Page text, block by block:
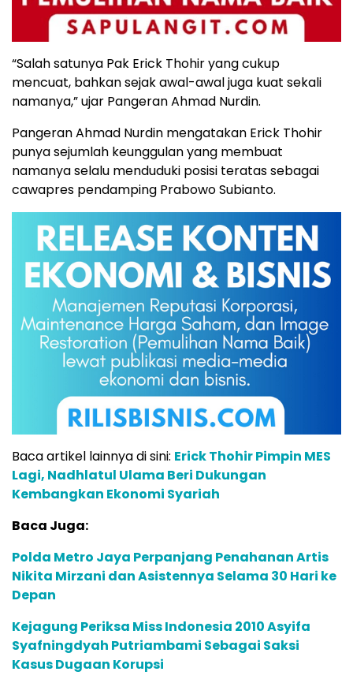
“Salah satunya Pak Erick Thohir yang cukup
mencuat, bahkan sejak awal-awal juga kuat sekali
namanya,” ujar Pangeran Ahmad Nurdin.
Pangeran Ahmad Nurdin mengatakan Erick Thohir
punya sejumlah keunggulan yang membuat
namanya selalu menduduki posisi teratas sebagai
cawapres pendamping Prabowo Subianto.
Baca artikel lainnya di sini: Erick Thohir Pimpin MES
Lagi, Nadhlatul Ulama Beri Dukungan
Kembangkan Ekonomi Syariah
Baca Juga:
Polda Metro Jaya Perpanjang Penahanan Artis
Nikita Mirzani dan Asistennya Selama 30 Hari ke
Depan
Kejagung Periksa Miss Indonesia 2010 Asyifa
Syafningdyah Putriambami Sebagai Saksi
Kasus Dugaan Korupsi